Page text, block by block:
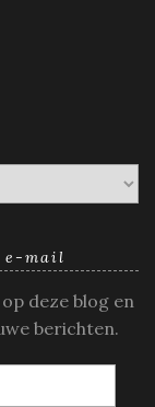
e-mail
deze blog en
berichten.